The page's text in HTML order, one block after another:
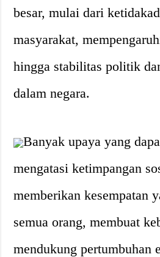
besar, mulai dari
masyarakat,
hingga stabilitas politik
dalam negara.
Banyak upaya yang
mengatasi ketimpangan
memberikan kesempatan
semua orang, membuat
mendukung pertumbuhan